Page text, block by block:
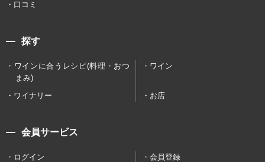
口コミ
探す
ワインに合うレシピ(料理・おつ
まみ)
ワイン
ワイナリー お店
会員サービス
ログイン 会員登録